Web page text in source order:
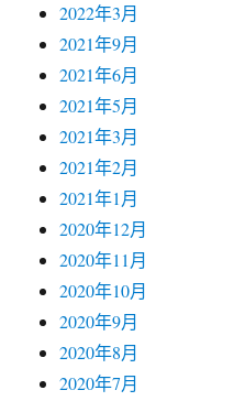
2022年3月
2021年9月
2021年6月
2021年5月
2021年3月
2021年2月
2021年1月
2020年12月
2020年11月
2020年10月
2020年9月
2020年8月
2020年7月